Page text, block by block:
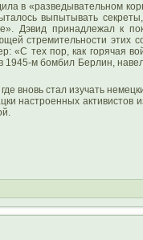
в «разведывательном
выпытывать
Дэвид принадлежал к
стремительности этих
«С тех пор, как горячая
м бомбил Берлин,
вновь стал изучать
настроенных активистов